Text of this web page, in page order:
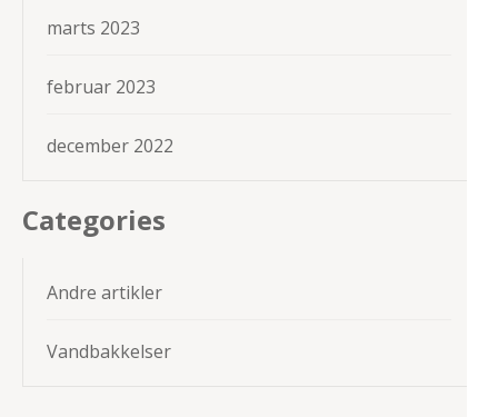
marts 2023
februar 2023
december 2022
Categories
Andre artikler
Vandbakkelser